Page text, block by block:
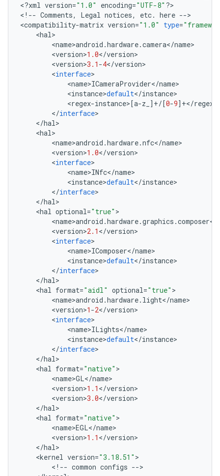
<?xml version="1.0" encoding="UTF-8" ?>
< ! -- Comments, Legal notices, etc. here -->
<compatibility-matrix version="1.0" type=
<hal>
<name>android .hardware.camera</name>
<version>1.0</version>
<version>3.1 -4</version>
<interface>
<name>ICameraProvider</name>
<instance>default</instance>
<regex-instance>[a-z_ ] +/[0-9] +</regex
</interface>
</hal>
<hal>
<name>android .hardware.nfc</name>
<version>1.0</version>
<interface>
<name>INfc</name>
<instance>default</instance>
</interface>
</hal>
<hal optional="true" >
<name>android .hardware.graphics .composer<
<version>2.1 </version>
<interface>
<name>IComposer</name>
<instance>default</instance>
</interface>
</hal>
<hal format="aidl" optional="true" >
<name>android .hardware. light</name>
<version>1 -2</version>
<interface>
<name>ILights</name>
<instance>default</instance>
</interface>
</hal>
<hal format="native" >
<name>GL</name>
<version>1.1 </version>
<version>3.0</version>
</hal>
<hal format="native" >
<name>EGL</name>
<version>1.1 </version>
</hal>
<kernel version="3.18.51" >
< ! -- common configs -->